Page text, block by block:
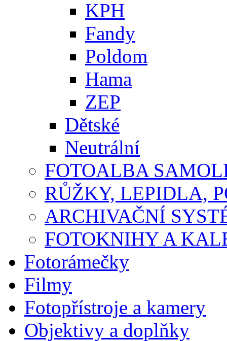
KPH
Fandy
Poldom
Hama
ZEP
Dětské
Neutrální
FOTOALBA
RŮŽKY, LEPIDLA,
ARCHIVAČNÍ
FOTOKNIHY A
Fotorámečky
Filmy
Fotopřístroje a kamery
Objektivy a doplňky